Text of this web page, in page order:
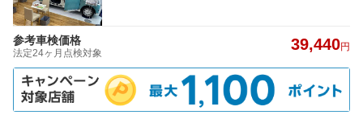
参考車検価格
法定24ヶ月点検対象 39,440円